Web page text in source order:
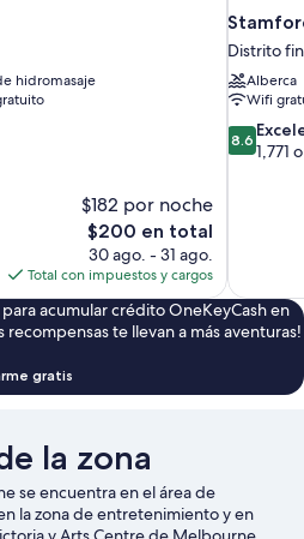
hidromasaje
$182 por noche
El
precio
actual
es
de
$200
$200 en total
30 ago. - 31 ago.
Total con impuestos y cargos
Distrito
Alberca
Wifi
8.6
de
8.6
1,771
acumular crédito OneKeyCash en
recompensas te llevan a más aventuras!
gratis
la zona
se encuentra en el área de
la zona de entretenimiento y en